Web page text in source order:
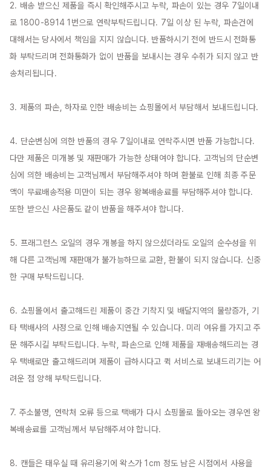
2. 배송 받으신 제품을 즉시 확인해주시고 누락, 파손이 있는 경우 7일이내
로 1800-8914 1번으로 연락부탁드립니다. 7일 이상 된 누락, 파손건에
대해서는 당사에서 책임을 지지 않습니다. 반품하시기 전에 반드시 전화통
화 부탁드리며 전화통화가 없이 반품을 보내시는 경우 수취가 되지 않고 반
송처리됩니다.
3. 제품의 파손, 하자로 인한 배송비는 쇼핑몰에서 부담해서 보내드립니다.
4. 단순변심에 의한 반품의 경우 7일이내로 연락주시면 반품 가능합니다.
다만 제품은 미개봉 및 재판매가 가능한 상태여야 합니다. 고객님의 단순변
심에 의한 배송비는 고객님께서 부담해주셔야 하며 환불로 인해 최종 주문
액이 무료배송적용 미만이 되는 경우 왕복배송료를 부담해주셔야 합니다.
또한 받으신 사은품도 같이 반품을 해주셔야 합니다.
5. 프래그런스 오일의 경우 개봉을 하지 않으셨더라도 오일의 순수성을 위
해 다른 고객님께 재판매가 불가능하므로 교환, 환불이 되지 않습니다. 신중
한 구매 부탁드립니다.
6. 쇼핑몰에서 출고해드린 제품이 중간 기착지 및 배달지역의 물량증가, 기
타 택배사의 사정으로 인해 배송지연될 수 있습니다. 미리 여유를 가지고 주
문 해주시길 부탁드립니다. 누락, 파손으로 인해 제품을 재배송해드리는 경
우 택배로만 출고해드리며 제품이 급하시다고 퀵 서비스로 보내드리기는 어
려운 점 양해 부탁드립니다.
7. 주소불명, 연락처 오류 등으로 택배가 다시 쇼핑몰로 돌아오는 경우엔 왕
복배송료를 고객님께서 부담해주셔야 합니다.
8. 캔들은 태우실 때 유리용기에 왁스가 1cm 정도 남은 시점에서 사용을